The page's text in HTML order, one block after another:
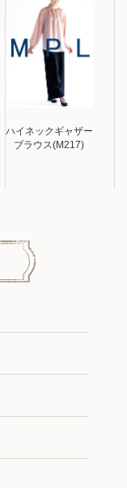
ハイネックギャザー
ブラウス(M217)